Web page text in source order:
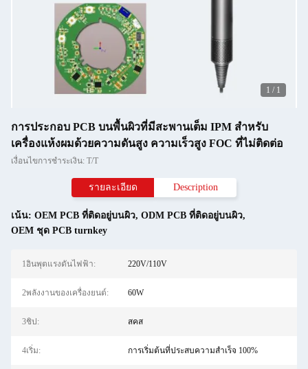
1 / 1
การประกอบ PCB บนพื้นผิวที่มีสะพานเต็ม IPM สําหรับ
เครื่องแห้งผมด้วยความดันสูง ความเร็วสูง FOC ที่ไม่ติดต่อ
เงื่อนไขการชำระเงิน: T/T
รายละเอียด Description
เน้น: OEM PCB ที่ติดอยู่บนผิว, ODM PCB ที่ติดอยู่บนผิว,
OEM ชุด PCB turnkey
1อินพุตแรงดันไฟฟ้า: 220V/110V
2พลังงานของเครื่องยนต์: 60W
3ชิป: สคส
4เริ่ม: การเริ่มต้นที่ประสบความสำเร็จ 100%